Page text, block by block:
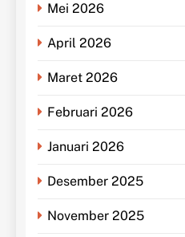
Mei 2026
April 2026
Maret 2026
Februari 2026
Januari 2026
Desember 2025
November 2025